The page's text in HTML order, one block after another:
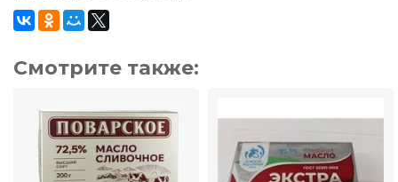
Смотрите также: